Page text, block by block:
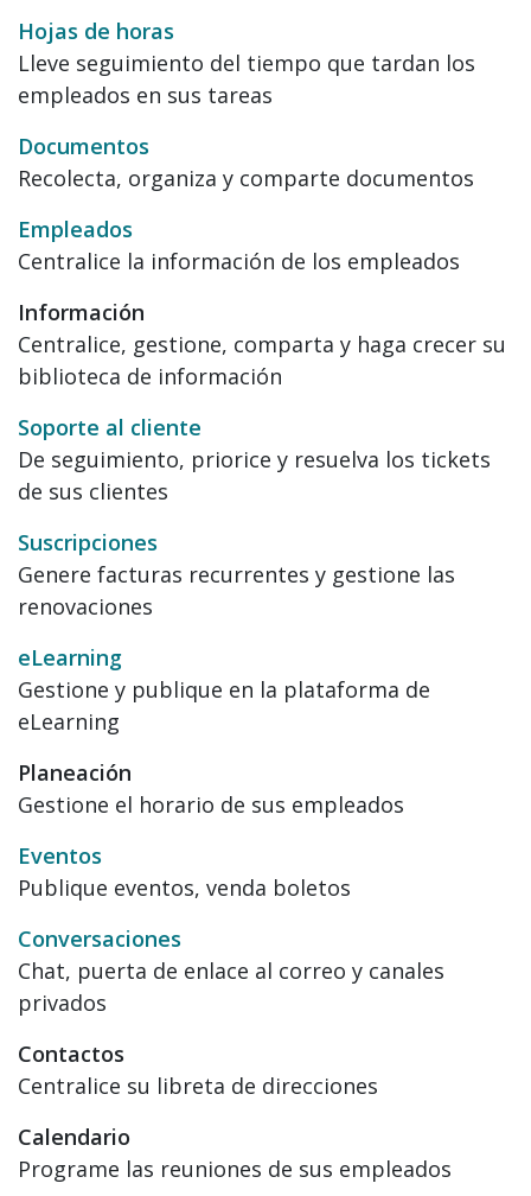
Hojas de horas
Lleve seguimiento del tiempo que tardan los
empleados en sus tareas
Documentos
Recolecta, organiza y comparte documentos
Empleados
Centralice la información de los empleados
Información
Centralice, gestione, comparta y haga crecer su
biblioteca de información
Soporte al cliente
De seguimiento, priorice y resuelva los tickets
de sus clientes
Suscripciones
Genere facturas recurrentes y gestione las
renovaciones
eLearning
Gestione y publique en la plataforma de
eLearning
Planeación
Gestione el horario de sus empleados
Eventos
Publique eventos, venda boletos
Conversaciones
Chat, puerta de enlace al correo y canales
privados
Contactos
Centralice su libreta de direcciones
Calendario
Programe las reuniones de sus empleados